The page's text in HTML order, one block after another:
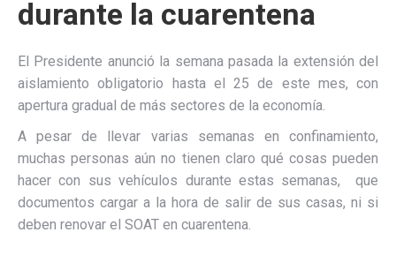
durante la cuarentena
El Presidente anunció la semana pasada la extensión del
aislamiento obligatorio hasta el 25 de este mes, con
apertura gradual de más sectores de la economía.
A pesar de llevar varias semanas en confinamiento,
muchas personas aún no tienen claro qué cosas pueden
hacer con sus vehículos durante estas semanas, que
documentos cargar a la hora de salir de sus casas, ni si
deben renovar el SOAT en cuarentena.